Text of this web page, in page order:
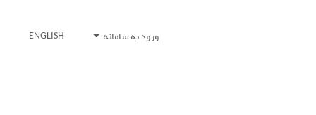
ورود به سامانه ENGLISH